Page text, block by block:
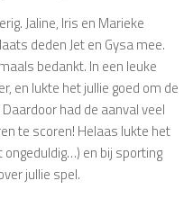
Jaline, Iris en Marieke
deden Jet en Gysa mee.
bedankt. In een leuke
en lukte het jullie goed om de
had de aanval veel
te scoren! Helaas lukte het
en bij sporting
jullie spel.